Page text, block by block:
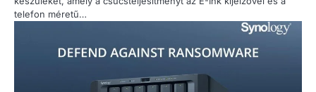
telefon méretű…